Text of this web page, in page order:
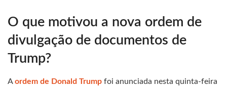
O que motivou a nova ordem de
divulgação de documentos de
Trump?
Aordem de Donald Trump foi anunciada nesta quinta-feira